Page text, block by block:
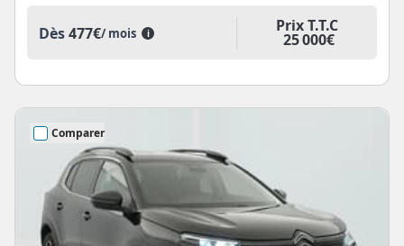
Dès477€/ mois i Prix T.T.C
25 000€
Comparer